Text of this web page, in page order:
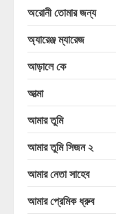
অরোনী তোমার জন্য
অ্যারেঞ্জ ম্যারেজ
আড়ালে কে
আত্মা
আমার তুমি
আমার তুমি সিজন ২
আমার নেতা সাহেব
আমার প্রেমিক ধ্রুব